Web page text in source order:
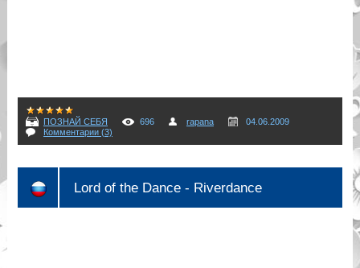
ПОЗНАЙ СЕБЯ 696 rapana
04.06.2009
Комментарии (3)
Lord of the Dance - Riverdance